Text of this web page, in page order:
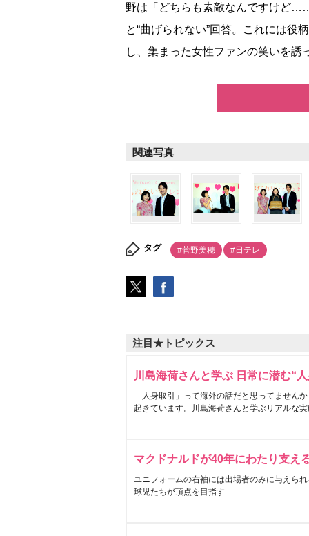
野は「どちらも素敵なんですけど
と“曲げられない”回答。これには役
し、集まった女性ファンの笑いを誘
関連写真
タグ #菅野美穂 #日テレ
注目★トピックス
川島海荷さんと学ぶ 日常に潜む“
「人身取引」って海外の話だと思ってません
起きています。川島海荷さんと学ぶリアルな
マクドナルドが40年にわたり支え
ユニフォームの右袖には出場者のみに与えら
球児たちが頂点を目指す